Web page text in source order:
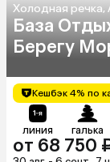
Холодная речка,
База
Берегу
Кешбэк 4% по
линия галька
от 68 750